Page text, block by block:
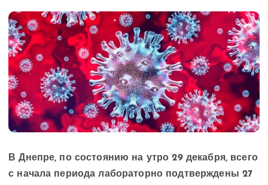
В Днепре, по состоянию на утро 29 декабря, всего
с начала периода лабораторно подтверждены 27